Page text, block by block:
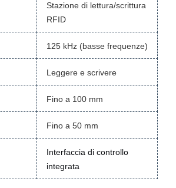
Stazione di lettura/scrittura
RFID
125 kHz (basse frequenze)
Leggere e scrivere
Fino a 100 mm
Fino a 50 mm
Interfaccia di controllo
integrata